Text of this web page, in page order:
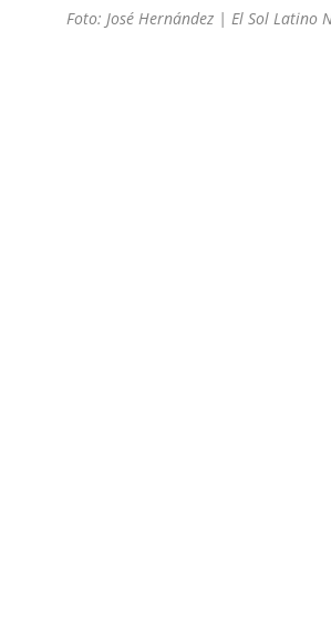
Foto: José Hernández | El Sol Latino